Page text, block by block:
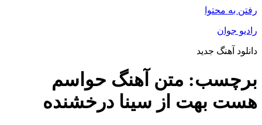
رفتن به محتوا
رادیو جوان
دانلود آهنگ جدید
برچسب: متن آهنگ حواسم
هست بهت از سینا درخشنده